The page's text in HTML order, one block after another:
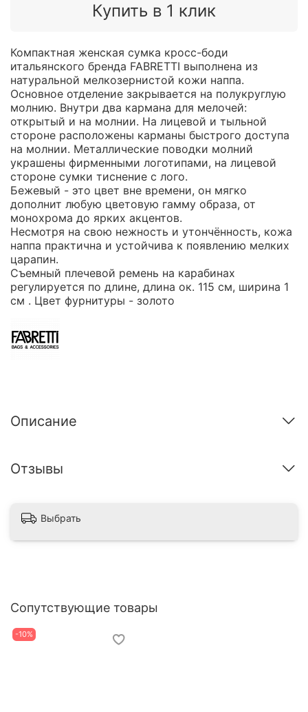
Купить в 1 клик
Компактная женская сумка кросс-боди
итальянского бренда FABRETTI выполнена из
натуральной мелкозернистой кожи наппа.
Основное отделение закрывается на полукруглую
молнию. Внутри два кармана для мелочей:
открытый и на молнии. На лицевой и тыльной
стороне расположены карманы быстрого доступа
на молнии. Металлические поводки молний
украшены фирменными логотипами, на лицевой
стороне сумки тиснение с лого.
Бежевый - это цвет вне времени, он мягко
дополнит любую цветовую гамму образа, от
монохрома до ярких акцентов.
Несмотря на свою нежность и утончённость, кожа
наппа практична и устойчива к появлению мелких
царапин.
Съемный плечевой ремень на карабинах
регулируется по длине, длина ок. 115 см, ширина 1
см . Цвет фурнитуры - золото
Описание
Отзывы
Выбрать
Сопутствующие товары
-10%